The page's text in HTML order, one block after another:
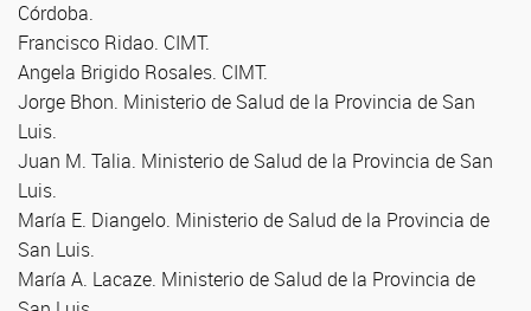
Córdoba.
Francisco Ridao. CIMT.
Angela Brigido Rosales. CIMT.
Jorge Bhon. Ministerio de Salud de la Provincia de San
Luis.
Juan M. Talia. Ministerio de Salud de la Provincia de San
Luis.
María E. Diangelo. Ministerio de Salud de la Provincia de
San Luis.
María A. Lacaze. Ministerio de Salud de la Provincia de